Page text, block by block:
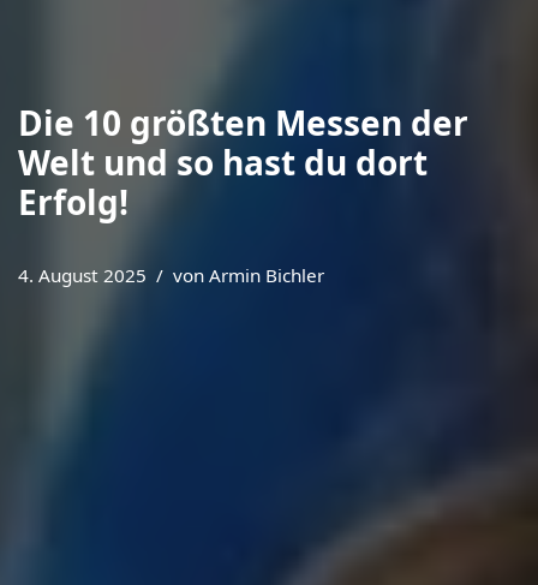
Die 10 größten Messen der
Welt und so hast du dort
Erfolg!
4. August 2025 von Armin Bichler